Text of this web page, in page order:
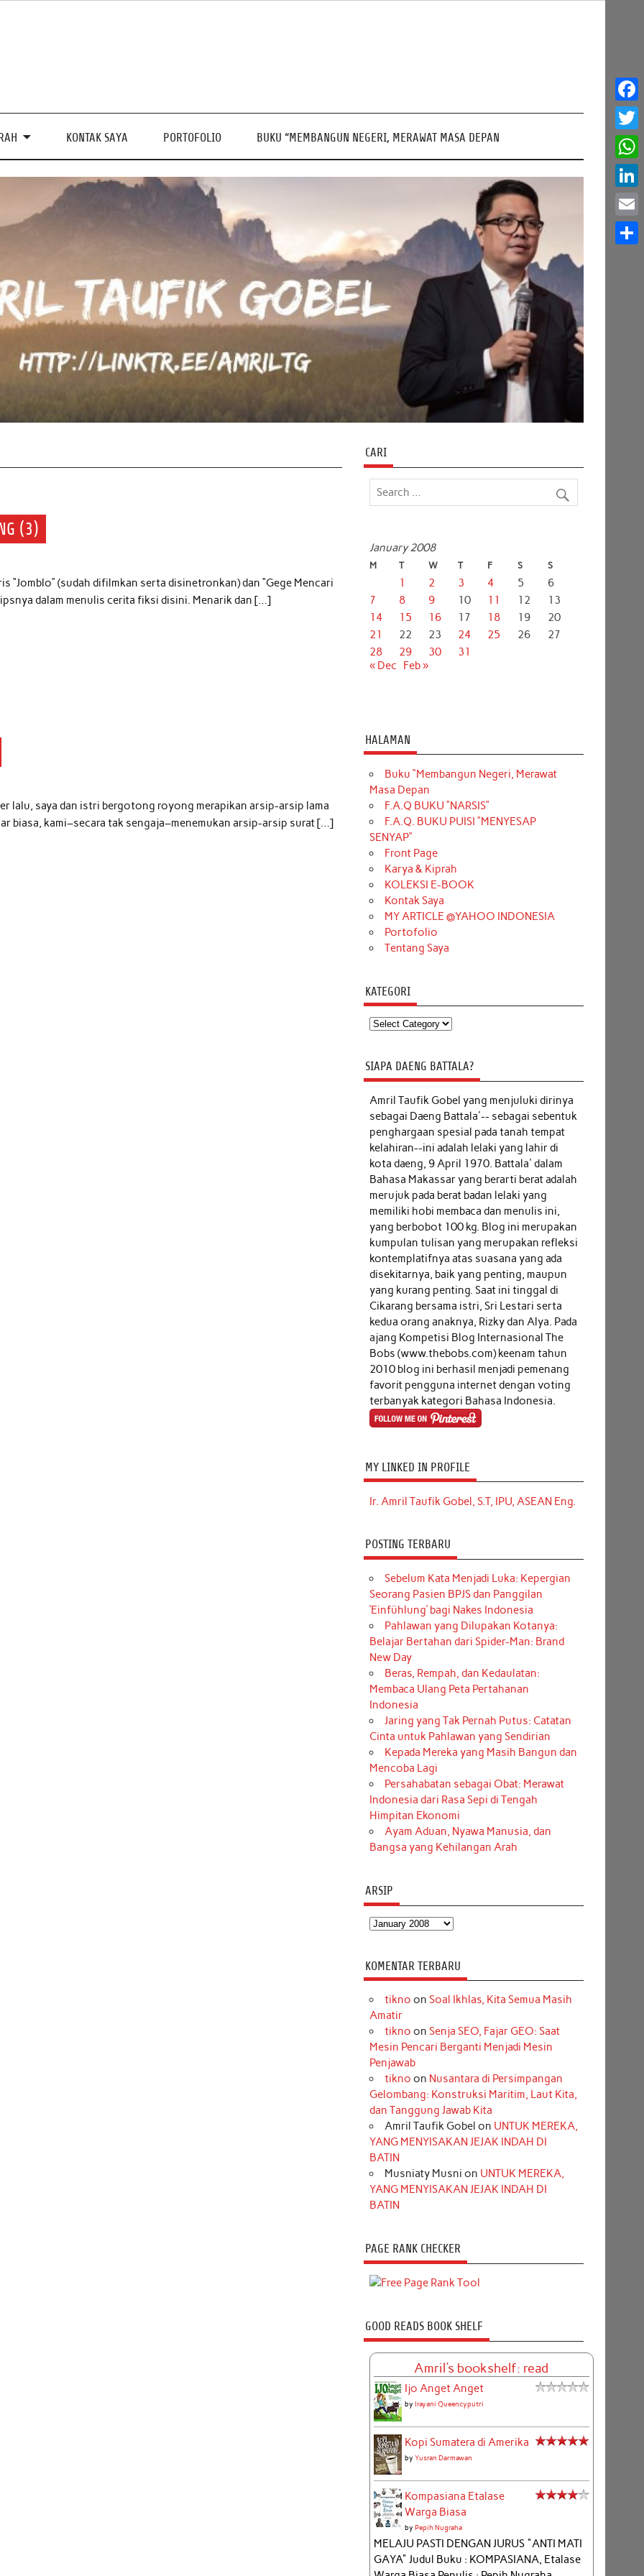
KONTAK SAYA PORTOFOLIO BUKU “MEMBANGUN NEGERI, MERAWAT MASA DEPAN
(3)
“Jomblo” (sudah difilmkan serta disinetronkan) dan “Gege Mencari
dalam menulis cerita fiksi disini. Menarik dan […]
lalu, saya dan istri bergotong royong merapikan arsip-arsip lama
biasa, kami–secara tak sengaja–menemukan arsip-arsip surat […]
CARI
January 2008
M T W T F S S
1 2 3 4 5
6
7
8 9 10 11 12
13
14
15 16 17 18 19
20
21
22 23 24 25 26
27
28
29 30
31
« Dec
Feb »
HALAMAN
Buku “Membangun Negeri, Merawat
Masa Depan
F.A.Q BUKU “NARSIS”
F.A.Q. BUKU PUISI “MENYESAP
SENYAP”
Front Page
Karya & Kiprah
KOLEKSI E-BOOK
Kontak Saya
MY ARTICLE @YAHOO INDONESIA
Portofolio
Tentang Saya
KATEGORI
Kategori
SIAPA DAENG BATTALA?
Amril Taufik Gobel yang menjuluki dirinya
sebagai Daeng Battala'-- sebagai sebentuk
penghargaan spesial pada tanah tempat
kelahiran--ini adalah lelaki yang lahir di
kota daeng, 9 April 1970. Battala' dalam
Bahasa Makassar yang berarti berat adalah
merujuk pada berat badan lelaki yang
memiliki hobi membaca dan menulis ini,
yang berbobot 100 kg. Blog ini merupakan
kumpulan tulisan yang merupakan refleksi
kontemplatifnya atas suasana yang ada
disekitarnya, baik yang penting, maupun
yang kurang penting. Saat ini tinggal di
Cikarang bersama istri, Sri Lestari serta
kedua orang anaknya, Rizky dan Alya. Pada
ajang Kompetisi Blog Internasional The
Bobs (www.thebobs.com) keenam tahun
2010 blog ini berhasil menjadi pemenang
favorit pengguna internet dengan voting
terbanyak kategori Bahasa Indonesia.
MY LINKED IN PROFILE
Ir. Amril Taufik Gobel, S.T, IPU, ASEAN Eng.
POSTING TERBARU
Sebelum Kata Menjadi Luka: Kepergian
Seorang Pasien BPJS dan Panggilan
‘Einfühlung’ bagi Nakes Indonesia
Pahlawan yang Dilupakan Kotanya:
Belajar Bertahan dari Spider-Man: Brand
New Day
Beras, Rempah, dan Kedaulatan:
Membaca Ulang Peta Pertahanan
Indonesia
Jaring yang Tak Pernah Putus: Catatan
Cinta untuk Pahlawan yang Sendirian
Kepada Mereka yang Masih Bangun dan
Mencoba Lagi
Persahabatan sebagai Obat: Merawat
Indonesia dari Rasa Sepi di Tengah
Himpitan Ekonomi
Ayam Aduan, Nyawa Manusia, dan
Bangsa yang Kehilangan Arah
ARSIP
Arsip
KOMENTAR TERBARU
tikno on Soal Ikhlas, Kita Semua Masih
Amatir
tikno on Senja SEO, Fajar GEO: Saat
Mesin Pencari Berganti Menjadi Mesin
Penjawab
tikno on Nusantara di Persimpangan
Gelombang: Konstruksi Maritim, Laut Kita,
dan Tanggung Jawab Kita
Amril Taufik Gobel on UNTUK MEREKA,
YANG MENYISAKAN JEJAK INDAH DI
BATIN
Musniaty Musni on UNTUK MEREKA,
YANG MENYISAKAN JEJAK INDAH DI
BATIN
PAGE RANK CHECKER
GOOD READS BOOK SHELF
Amril's bookshelf: read
Ijo Anget Anget
by Irayani Queencyputri
Kopi Sumatera di Amerika
by Yusran Darmawan
Kompasiana Etalase
Warga Biasa
by Pepih Nugraha
MELAJU PASTI DENGAN JURUS "ANTI MATI
GAYA" Judul Buku : KOMPASIANA, Etalase
Email